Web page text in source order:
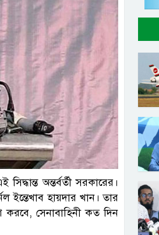
অন্তর্বর্তী সরকারের।
ইন্তেখাব হায়দার খান। তার
করবে, সেনাবাহিনী কত দিন